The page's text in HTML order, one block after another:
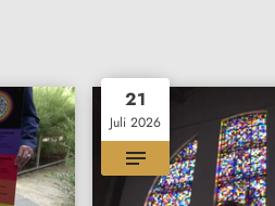
21
Juli 2026